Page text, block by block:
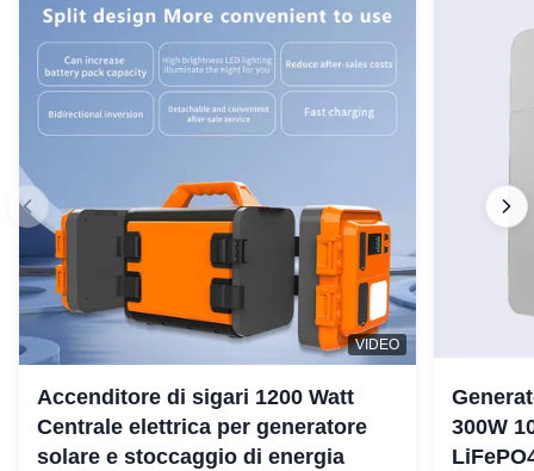
VIDEO
Accenditore di sigari 1200 Watt
Centrale elettrica per generatore
solare e stoccaggio di energia
300W